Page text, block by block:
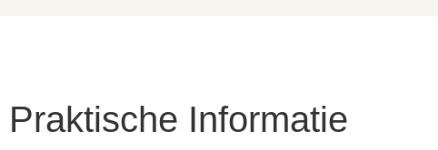
Praktische Informatie